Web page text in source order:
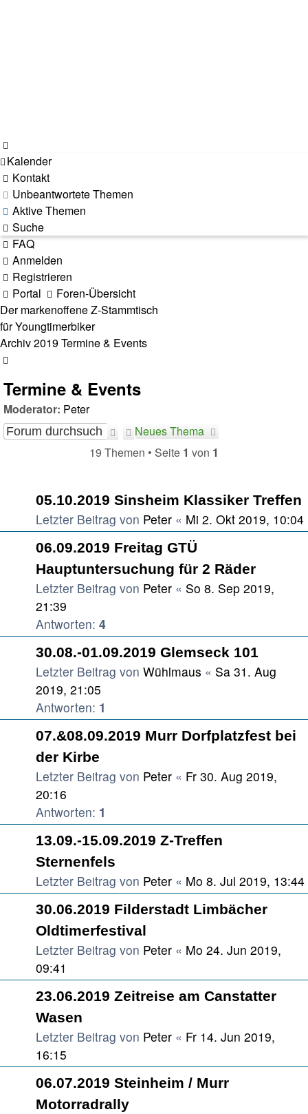
Kalender
Kontakt
Unbeantwortete Themen
Aktive Themen
Suche
FAQ
Anmelden
Registrieren
Portal
Foren-Übersicht
Der markenoffene Z-Stammtisch
für Youngtimerbiker
Archiv2019Termine & Events
Termine & Events
Moderator: Peter
Neues Thema
Suche
Erweiterte
Suche
19 Themen • Seite 1 von 1
05.10.2019 Sinsheim Klassiker Treffen
Letzter Beitrag von Peter « Mi 2. Okt 2019, 10:04
06.09.2019 Freitag GTÜ
Hauptuntersuchung für 2 Räder
Letzter Beitrag von Peter « So 8. Sep 2019,
21:39
Antworten: 4
30.08.-01.09.2019 Glemseck 101
Letzter Beitrag von Wühlmaus « Sa 31. Aug
2019, 21:05
Antworten: 1
07.&08.09.2019 Murr Dorfplatzfest bei
der Kirbe
Letzter Beitrag von Peter « Fr 30. Aug 2019,
20:16
Antworten: 1
13.09.-15.09.2019 Z-Treffen
Sternenfels
Letzter Beitrag von Peter « Mo 8. Jul 2019, 13:44
30.06.2019 Filderstadt Limbächer
Oldtimerfestival
Letzter Beitrag von Peter « Mo 24. Jun 2019,
09:41
23.06.2019 Zeitreise am Canstatter
Wasen
Letzter Beitrag von Peter « Fr 14. Jun 2019,
16:15
06.07.2019 Steinheim / Murr
Motorradrally